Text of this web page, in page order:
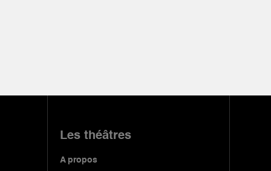
Les théâtres
A propos